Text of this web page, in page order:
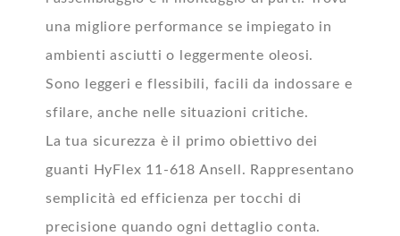
una migliore performance se impiegato in
ambienti asciutti o leggermente oleosi.
Sono leggeri e flessibili, facili da indossare e
sfilare, anche nelle situazioni critiche.
La tua sicurezza è il primo obiettivo dei
guanti HyFlex 11-618 Ansell. Rappresentano
semplicità ed efficienza per tocchi di
precisione quando ogni dettaglio conta.